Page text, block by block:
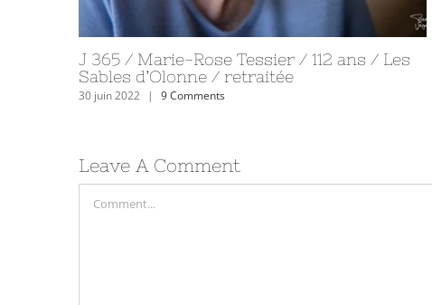
J 362 / Arnaud Bellanger / 38 ans / Saint
Malô du Bois / éducateur sportif
27 juin 2022 | 1 Comment
Leave A Comment
Comment